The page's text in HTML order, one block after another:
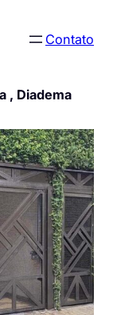
Contato
, Diadema